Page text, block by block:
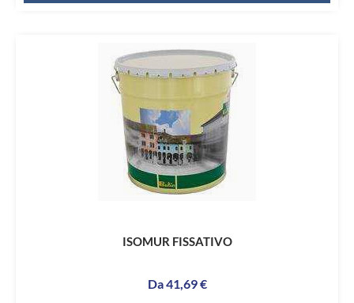
ISOMUR FISSATIVO
Da41,69€